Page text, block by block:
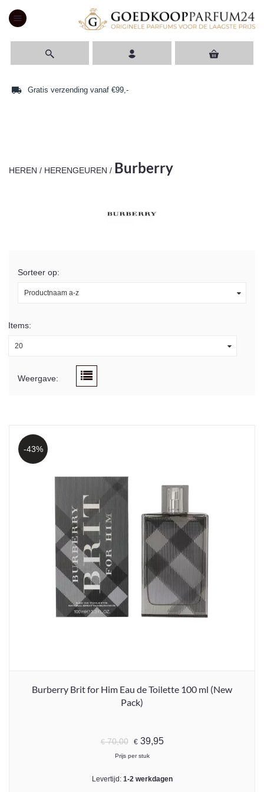
menu
local_shipping Gratis verzending vanaf €99,-
HEREN / HERENGEUREN / Burberry
Sorteer op:
Productnaam a-z
Items:
20
Weergave:
-43%
Burberry Brit for Him Eau de Toilette 100 ml (New
Pack)
€70,00 €39,95
Prijs per stuk
Levertijd: 1-2 werkdagen